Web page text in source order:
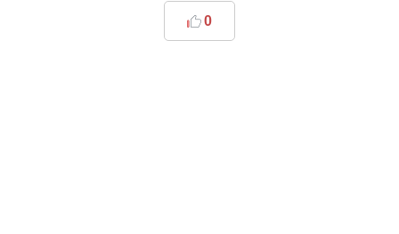
0